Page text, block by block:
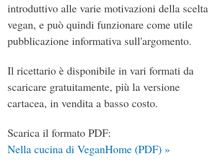
introduttivo alle varie motivazioni della scelta
vegan, e può quindi funzionare come utile
pubblicazione informativa sull'argomento.
Il ricettario è disponibile in vari formati da
scaricare gratuitamente, più la versione
cartacea, in vendita a basso costo.
Scarica il formato PDF:
Nella cucina di VeganHome (PDF) »